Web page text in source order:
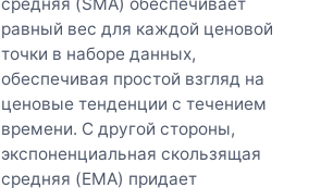
равный вес для каждой ценовой
точки в наборе данных,
обеспечивая простой взгляд на
ценовые тенденции с течением
времени. С другой стороны,
экспоненциальная скользящая
средняя (EMA) придает